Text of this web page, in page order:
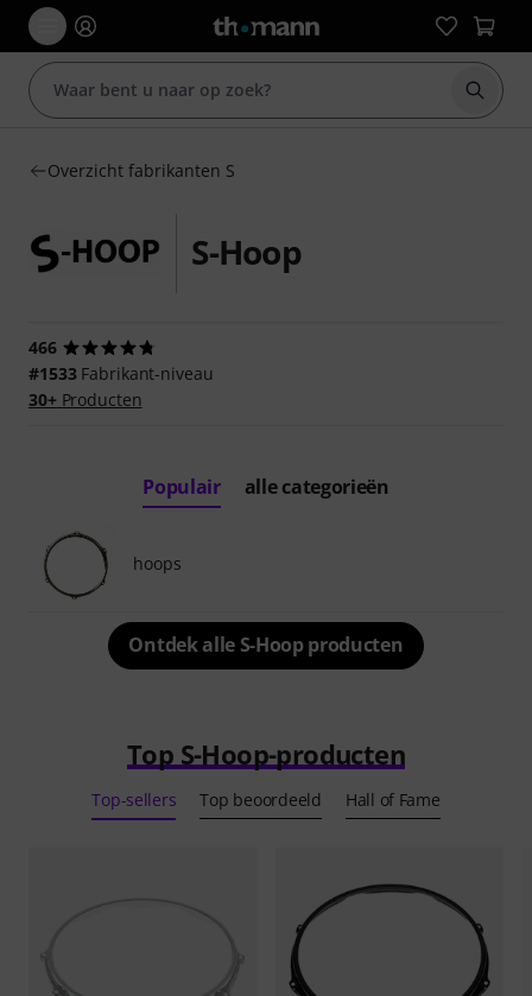
Zoek
Overzicht fabrikanten S
S-Hoop
466
#1533Fabrikant-niveau
30+Producten
Populair alle categorieën
hoops
Ontdek alle S-Hoop producten
Top S-Hoop-producten
Top-sellers Top beoordeeld Hall of Fame